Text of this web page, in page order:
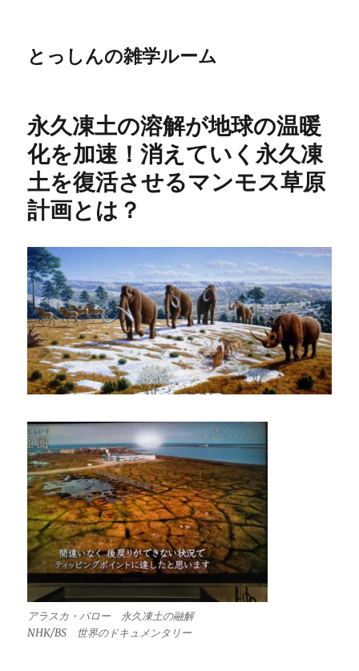
とっしんの雑学ルーム
永久凍土の溶解が地球の温暖
化を加速！消えていく永久凍
土を復活させるマンモス草原
計画とは？
アラスカ・バロー 永久凍土の融解
NHK/BS 世界のドキュメンタリー